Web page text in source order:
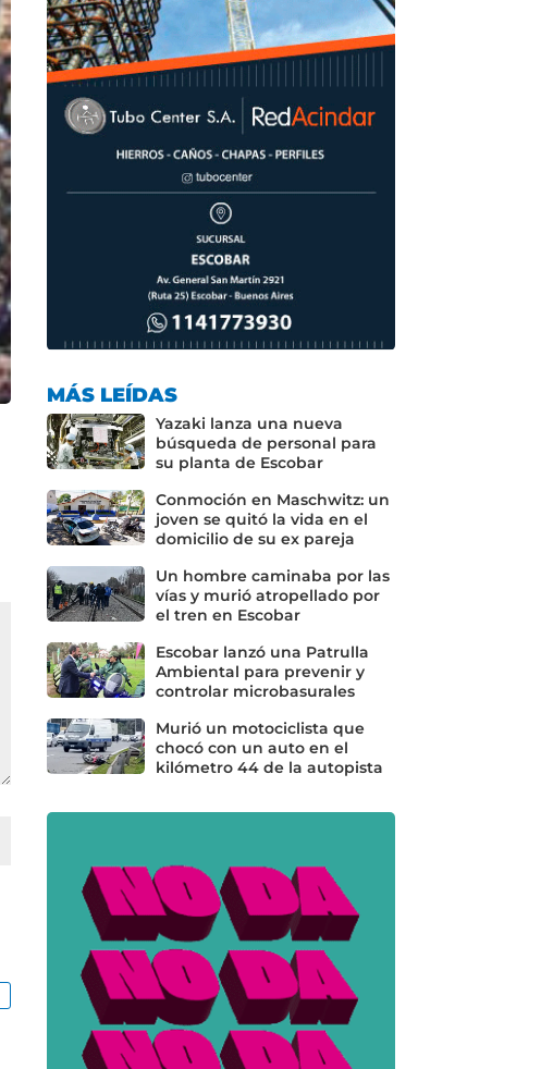
o
k
p
MÁS LEÍDAS
Yazaki lanza una nueva
búsqueda de personal para
su planta de Escobar
Conmoción en Maschwitz: un
joven se quitó la vida en el
domicilio de su ex pareja
Un hombre caminaba por las
vías y murió atropellado por
el tren en Escobar
Escobar lanzó una Patrulla
Ambiental para prevenir y
controlar microbasurales
Murió un motociclista que
chocó con un auto en el
kilómetro 44 de la autopista